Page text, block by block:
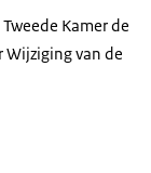
Kamer de
Wijziging van de